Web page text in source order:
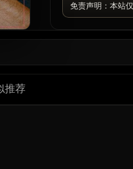
免责声明：本站
推荐